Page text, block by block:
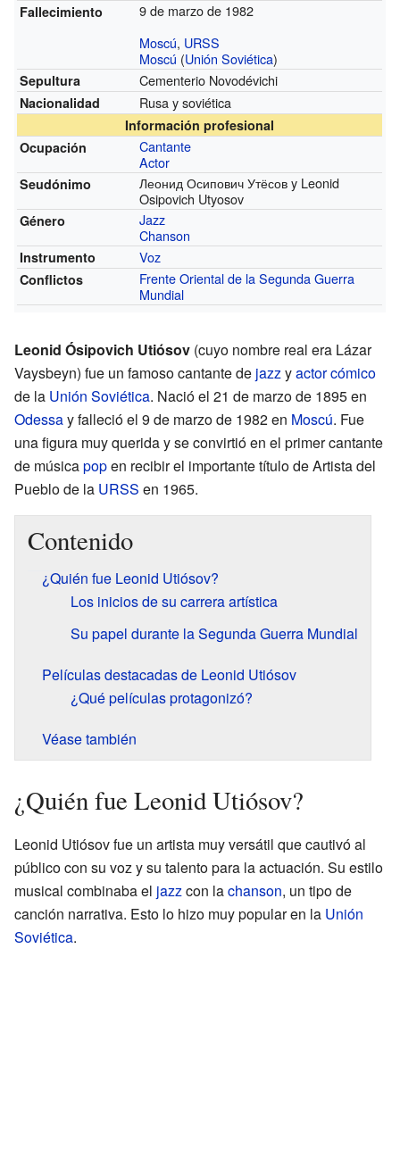
Fallecimiento
9 de marzo de 1982
Moscú, URSS
Moscú (Unión Soviética)
Sepultura Cementerio Novodévichi
Nacionalidad Rusa y soviética
Información profesional
Ocupación
Cantante
Actor
Seudónimo
Леонид Осипович Утёсов y Leonid
Osipovich Utyosov
Género
Jazz
Chanson
Instrumento Voz
Conflictos
Frente Oriental de la Segunda Guerra
Mundial
Leonid Ósipovich Utiósov (cuyo nombre real era Lázar
Vaysbeyn) fue un famoso cantante de jazzyactor cómico
de la Unión Soviética. Nació el 21 de marzo de 1895 en
Odessay falleció el 9 de marzo de 1982 en Moscú. Fue
una figura muy querida y se convirtió en el primer cantante
de músicapopen recibir el importante título de Artista del
Pueblo de la URSS en 1965.
Contenido
¿Quién fue Leonid Utiósov?
Los inicios de su carrera artística
Su papel durante la Segunda Guerra Mundial
Películas destacadas de Leonid Utiósov
¿Qué películas protagonizó?
Véase también
¿Quién fue Leonid Utiósov?
Leonid Utiósov fue un artista muy versátil que cautivó al
público con su voz y su talento para la actuación. Su estilo
musical combinaba el jazzcon lachanson, un tipo de
canción narrativa. Esto lo hizo muy popular en la Unión
Soviética.